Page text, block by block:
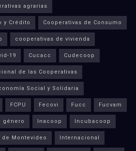
agrarias
y Crédito Cooperativas de Consumo
cooperativas de vivienda
19 Cucacc Cudecoop
de las Cooperativas
Social y Solidaria
FCPU Fecovi Fucc Fucvam
género Inacoop Incubacoop
de Montevideo Internacional